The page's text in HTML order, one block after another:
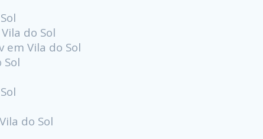
do Sol
em Vila do Sol
do Sol